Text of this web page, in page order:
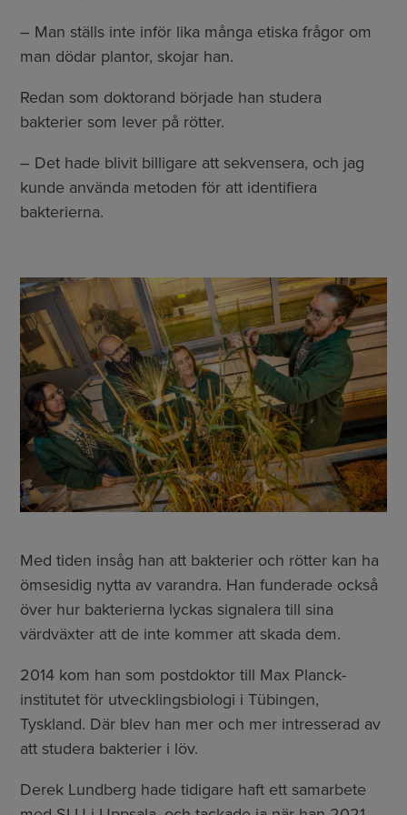
– Man ställs inte inför lika många etiska frågor om
man dödar plantor, skojar han.
Redan som doktorand började han studera
bakterier som lever på rötter.
– Det hade blivit billigare att sekvensera, och jag
kunde använda metoden för att identifiera
bakterierna.
Med tiden insåg han att bakterier och rötter kan ha
ömsesidig nytta av varandra. Han funderade också
över hur bakterierna lyckas signalera till sina
värdväxter att de inte kommer att skada dem.
2014 kom han som postdoktor till Max Planck-
institutet för utvecklingsbiologi i Tübingen,
Tyskland. Där blev han mer och mer intresserad av
att studera bakterier i löv.
Derek Lundberg hade tidigare haft ett samarbete